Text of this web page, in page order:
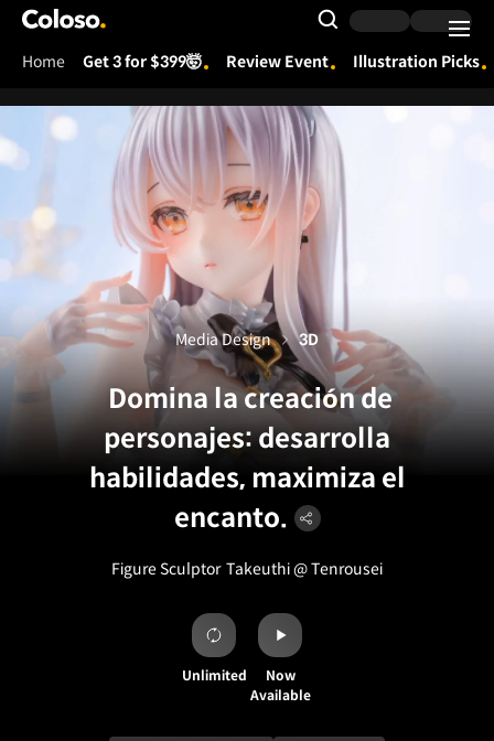
Coloso.
Search Input
Home Get 3 for $399🤯 Review Event Illustration Picks
Domina la creación de
personajes: desarrolla
habilidades, maximiza el
encanto.
Figure Sculptor Takeuthi @ Tenrousei
Media Design 3D
Unlimited
Now
Available